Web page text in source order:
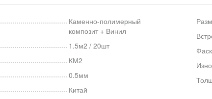
Каменно-полимерный
композит + Винил
1.5м2 / 20шт
КМ2
0.5мм
Китай